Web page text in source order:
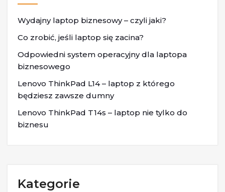
Wydajny laptop biznesowy – czyli jaki?
Co zrobić, jeśli laptop się zacina?
Odpowiedni system operacyjny dla laptopa
biznesowego
Lenovo ThinkPad L14 – laptop z którego
będziesz zawsze dumny
Lenovo ThinkPad T14s – laptop nie tylko do
biznesu
Kategorie